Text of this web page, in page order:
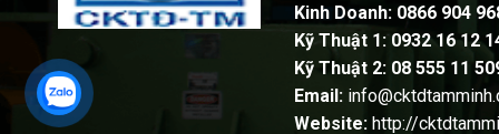
Kinh Doanh: 0866 904
Kỹ Thuật 1: 0932 16 12
Kỹ Thuật 2: 08 555 11
Email:
Website:http://